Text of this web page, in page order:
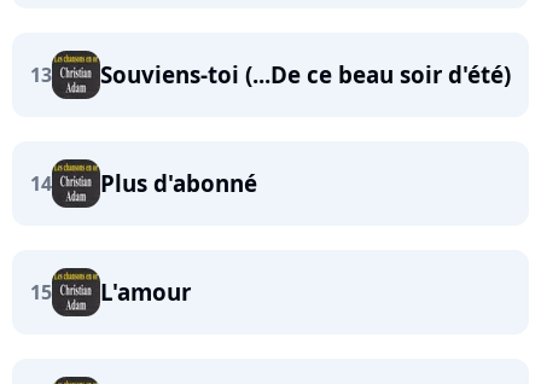
13 Souviens-toi (...De ce beau soir d'été)
14 Plus d'abonné
15 L'amour